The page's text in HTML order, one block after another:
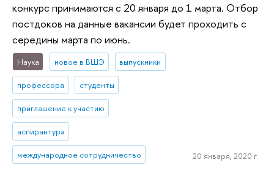
конкурс принимаются с 20 января до 1 марта. Отбор
постдоков на данные вакансии будет проходить с
середины марта по июнь.
Наука новое в ВШЭ выпускники
профессора студенты
приглашение к участию
аспирантура
международное сотрудничество 20 января, 2020 г.